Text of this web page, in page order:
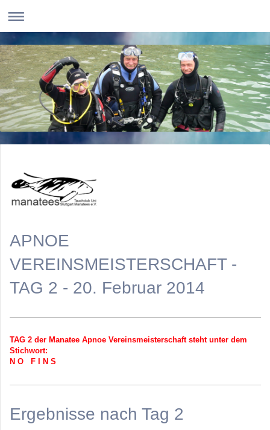
APNOE
VEREINSMEISTERSCHAFT -
TAG 2 - 20. Februar 2014
TAG 2 der Manatee Apnoe Vereinsmeisterschaft steht unter dem
Stichwort:
N O F I N S
Ergebnisse nach Tag 2